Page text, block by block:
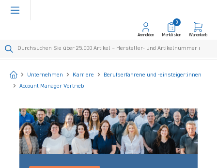
springen
Anmelden Merklisten
0
Warenkorb
Startseite
Unternehmen Karriere
Berufserfahrene und -einsteiger:innen
Account Manager Vertrieb